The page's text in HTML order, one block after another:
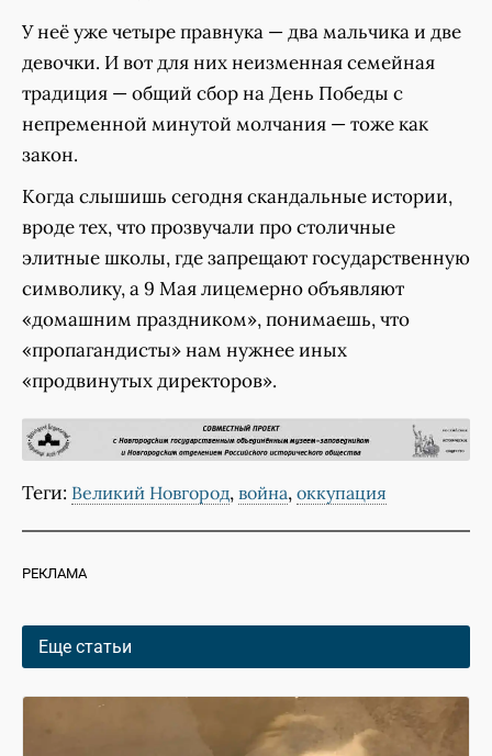
У неё уже четыре правнука — два мальчика и две
девочки. И вот для них неизменная семейная
традиция — общий сбор на День Победы с
непременной минутой молчания — тоже как
закон.
Когда слышишь сегодня скандальные истории,
вроде тех, что прозвучали про столичные
элитные школы, где запрещают государственную
символику, а 9 Мая лицемерно объявляют
«домашним праздником», понимаешь, что
«пропагандисты» нам нужнее иных
«продвинутых директоров».
Теги: Великий Новгород, война, оккупация
РЕКЛАМА
Еще статьи